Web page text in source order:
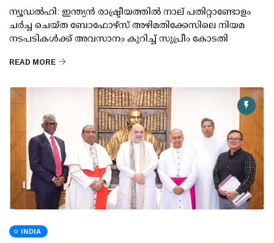
ന്യൂഡല്‍ഹി: ഇന്ത്യന്‍ രാഷ്ട്രീയത്തില്‍ നാല് പതിറ്റാണ്ടോളം
ചര്‍ച്ച ചെയ്ത ബോഫോഴ്സ് അഴിമതിക്കേസിലെ നിയമ
നടപടികള്‍ക്ക് അവസാനം കുറിച്ച് സുപ്രീം കോടതി
READ MORE
INDIA